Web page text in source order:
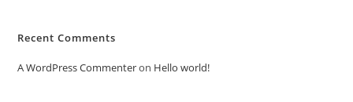
Recent Comments
A WordPress Commenteron Hello world!